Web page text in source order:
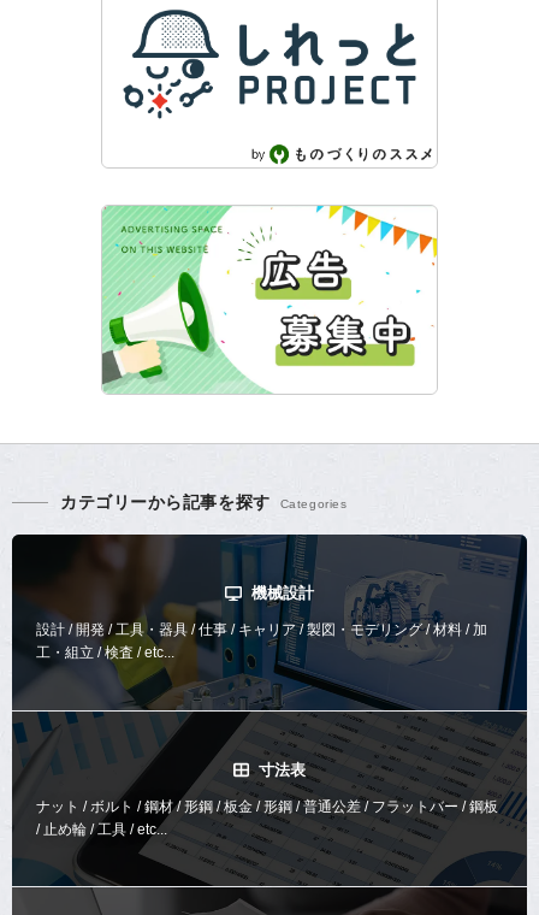
カテゴリーから記事を探す
機械設計
設計 / 開発 / 工具・器具 / 仕事 / キャリア / 製図・モデリング / 材料 / 加
工・組立 / 検査 / etc...
寸法表
ナット / ボルト / 鋼材 / 形鋼 / 板金 / 形鋼 / 普通公差 / フラットバー / 鋼板
/ 止め輪 / 工具 / etc...